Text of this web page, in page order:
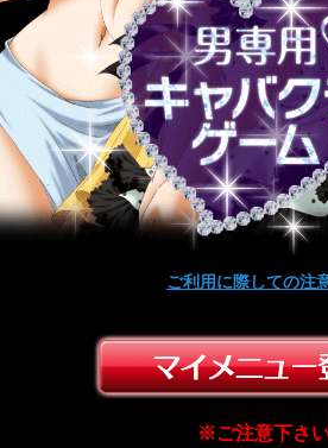
ご利用に際しての注
※ご注意下さ